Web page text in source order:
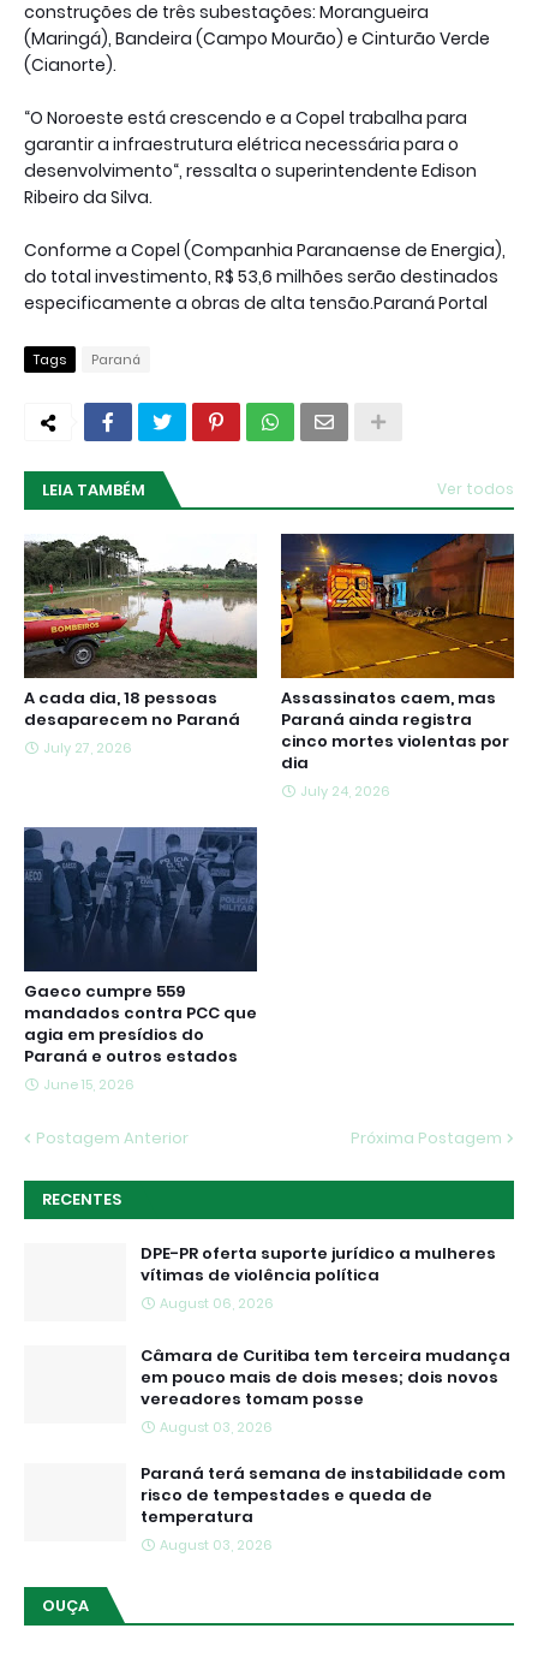
construções de três subestações: Morangueira
(Maringá), Bandeira (Campo Mourão) e Cinturão Verde
(Cianorte).
“O Noroeste está crescendo e a Copel trabalha para
garantir a infraestrutura elétrica necessária para o
desenvolvimento“, ressalta o superintendente Edison
Ribeiro da Silva.
Conforme a Copel (Companhia Paranaense de Energia),
do total investimento, R$ 53,6 milhões serão destinados
especificamente a obras de alta tensão.Paraná Portal
Tags Paraná
LEIA TAMBÉM Ver todos
A cada dia, 18 pessoas
desaparecem no Paraná
July 27, 2026
Assassinatos caem, mas
Paraná ainda registra
cinco mortes violentas por
dia
July 24, 2026
Gaeco cumpre 559
mandados contra PCC que
agia em presídios do
Paraná e outros estados
June 15, 2026
Postagem Anterior Próxima Postagem
RECENTES
DPE-PR oferta suporte jurídico a mulheres
vítimas de violência política
August 06, 2026
Câmara de Curitiba tem terceira mudança
em pouco mais de dois meses; dois novos
vereadores tomam posse
August 03, 2026
Paraná terá semana de instabilidade com
risco de tempestades e queda de
temperatura
August 03, 2026
OUÇA